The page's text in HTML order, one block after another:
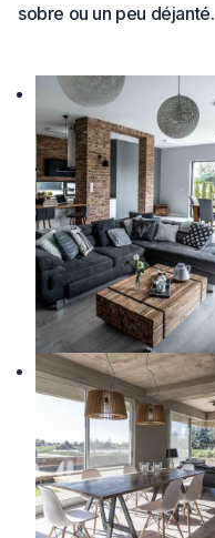
sobre ou un peu déjanté.